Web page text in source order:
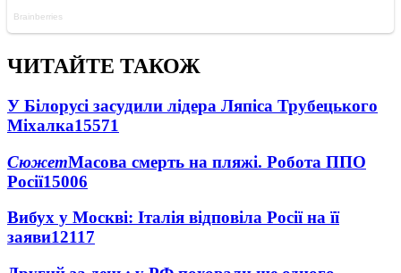
ЧИТАЙТЕ ТАКОЖ
У Білорусі засудили лідера Ляпіса Трубецького
Міхалка15571
СюжетМасова смерть на пляжі. Робота ППО
Росії15006
Вибух у Москві: Італія відповіла Росії на її
заяви12117